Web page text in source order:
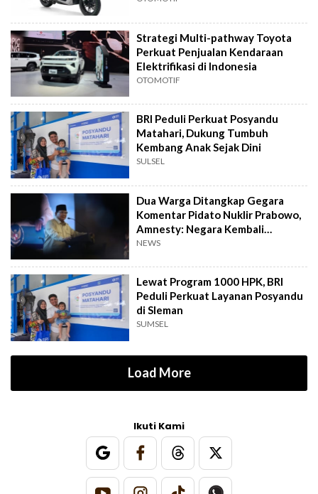
Strategi Multi-pathway Toyota
Perkuat Penjualan Kendaraan
Elektrifikasi di Indonesia
OTOMOTIF
BRI Peduli Perkuat Posyandu
Matahari, Dukung Tumbuh
Kembang Anak Sejak Dini
SULSEL
Dua Warga Ditangkap Gegara
Komentar Pidato Nuklir Prabowo,
Amnesty: Negara Kembali
Represif
NEWS
Lewat Program 1000 HPK, BRI
Peduli Perkuat Layanan Posyandu
di Sleman
SUMSEL
Load More
Ikuti Kami